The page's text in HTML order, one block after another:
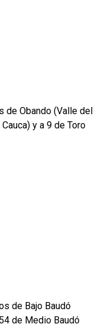
de Obando (Valle del
y a 9 de Toro
de Bajo Baudó
de Medio Baudó